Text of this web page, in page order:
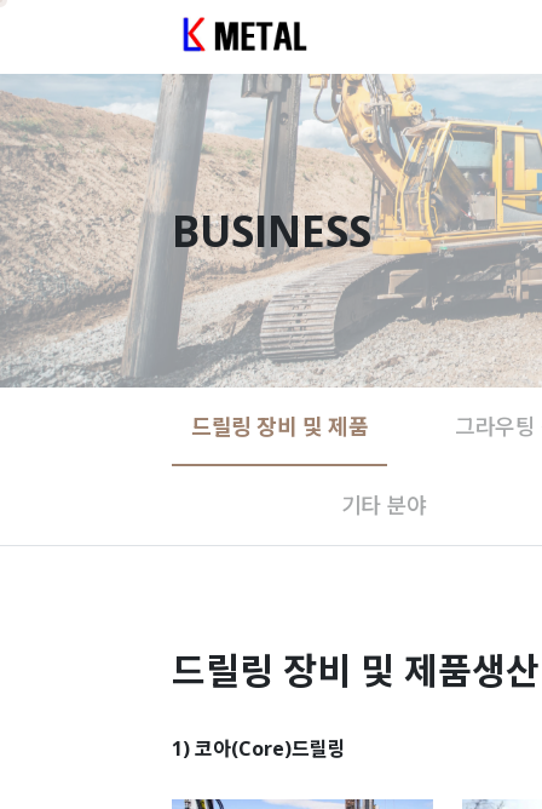
BUSINESS
드릴링 장비 및 제품 그라우
기타 분야
드릴링 장비 및 제품생산
1) 코아(Core)드릴링